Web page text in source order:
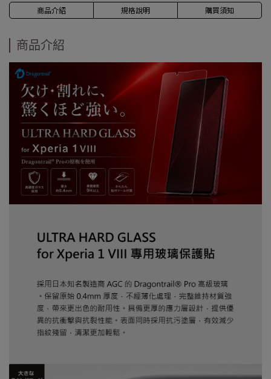
商品介紹 規格說明 購買須知
商品介紹